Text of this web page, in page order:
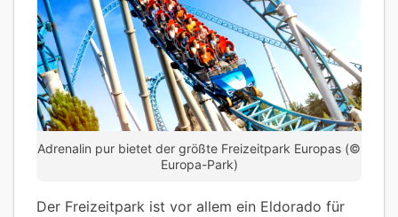
Adrenalin pur bietet der größte Freizeitpark Europas (©
Europa-Park)
Der Freizeitpark ist vor allem ein Eldorado für